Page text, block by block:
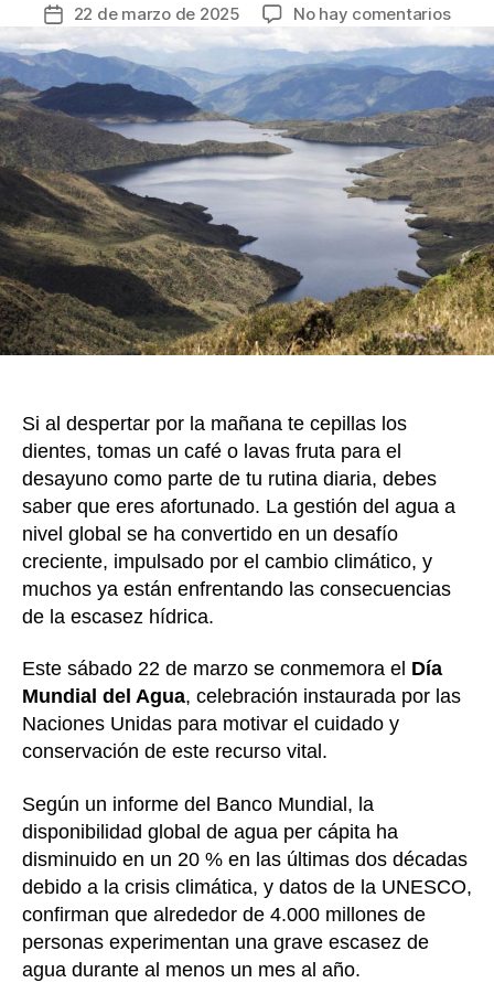
c
e
b
o
o
k
itt
er
ail er
e
st
m
p
ar
tir
Fecha
la
entrada
22 de marzo de 2025 No hay comentariosen
del
Agua:
para
este
vital
Si al despertar por la mañana te cepillas los
dientes, tomas un café o lavas fruta para el
desayuno como parte de tu rutina diaria, debes
saber que eres afortunado. La gestión del agua a
nivel global se ha convertido en un desafío
creciente, impulsado por el cambio climático, y
muchos ya están enfrentando las consecuencias
de la escasez hídrica.
Este sábado 22 de marzo se conmemora el Día
Mundial del Agua, celebración instaurada por las
Naciones Unidas para motivar el cuidado y
conservación de este recurso vital.
Según un informe del Banco Mundial, la
disponibilidad global de agua per cápita ha
disminuido en un 20 % en las últimas dos décadas
debido a la crisis climática, y datos de la UNESCO,
confirman que alrededor de 4.000 millones de
personas experimentan una grave escasez de
agua durante al menos un mes al año.